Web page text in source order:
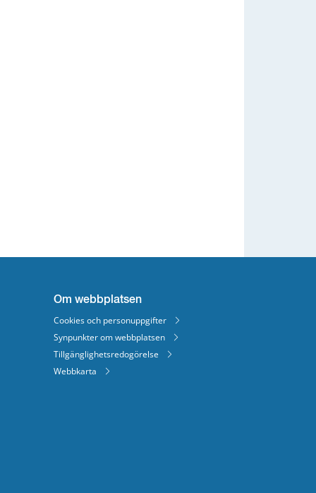
Om webbplatsen
Cookies och personuppgifter
Synpunkter om webbplatsen
Tillgänglighetsredogörelse
Webbkarta